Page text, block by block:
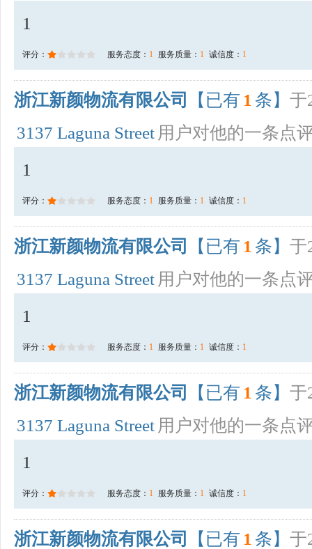
1
评分： 服务态度： 1 服务质量： 1 诚信度： 1
浙江新颜物流有限公司 【已有 1 条】 于
3137 Laguna Street 用户对他的一条点
1
评分： 服务态度： 1 服务质量： 1 诚信度： 1
浙江新颜物流有限公司 【已有 1 条】 于
3137 Laguna Street 用户对他的一条点
1
评分： 服务态度： 1 服务质量： 1 诚信度： 1
浙江新颜物流有限公司 【已有 1 条】 于
3137 Laguna Street 用户对他的一条点
1
评分： 服务态度： 1 服务质量： 1 诚信度： 1
浙江新颜物流有限公司 【已有 1 条】 于